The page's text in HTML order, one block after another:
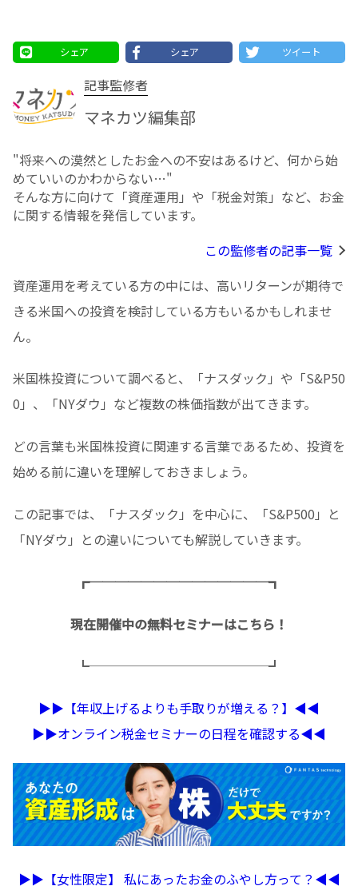
シェア シェア ツイート
記事監修者
マネカツ編集部
"将来への漠然としたお⾦への不安はあるけど、何から始
めていいのかわからない…"
そんな方に向けて「資産運用」や「税金対策」など、お金
に関する情報を発信しています。
この監修者の記事一覧
資産運用を考えている方の中には、高いリターンが期待で
きる米国への投資を検討している方もいるかもしれませ
ん。
米国株投資について調べると、「ナスダック」や「S&P50
0」、「NYダウ」など複数の株価指数が出てきます。
どの言葉も米国株投資に関連する言葉であるため、投資を
始める前に違いを理解しておきましょう。
この記事では、「ナスダック」を中心に、「S&P500」と
「NYダウ」との違いについても解説していきます。
┏──────────────┓
現在開催中の無料セミナーはこちら！
┗──────────────┛
▶︎▶︎【年収上げるよりも手取りが増える？】◀︎◀︎
▶︎▶︎オンライン税金セミナーの日程を確認する◀︎◀︎
▶︎▶︎【女性限定】 私にあったお金のふやし方って？◀︎◀︎